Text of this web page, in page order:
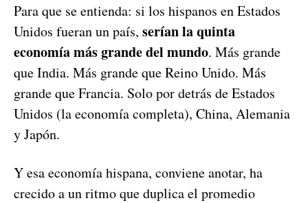
Para que se entienda: si los hispanos en Estados
Unidos fueran un país, serían la quinta
economía más grande del mundo. Más grande
que India. Más grande que Reino Unido. Más
grande que Francia. Solo por detrás de Estados
Unidos (la economía completa), China, Alemania
y Japón.
Y esa economía hispana, conviene anotar, ha
crecido a un ritmo que duplica el promedio